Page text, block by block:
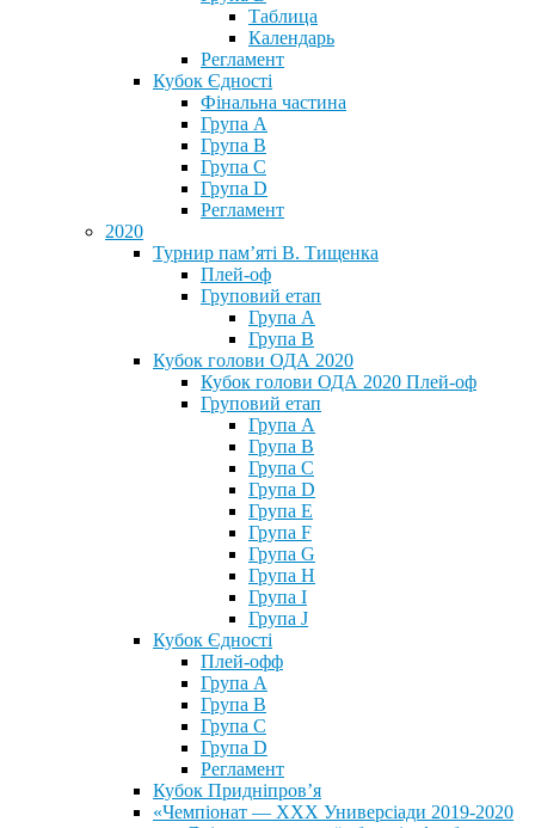
Таблица
Календарь
Регламент
Кубок Єдності
Фінальна частина
Група А
Група В
Група С
Група D
Регламент
2020
Турнир пам’яті В. Тищенка
Плей-оф
Груповий етап
Група А
Група В
Кубок голови ОДА 2020
Кубок голови ОДА 2020 Плей-оф
Груповий етап
Група A
Група B
Група C
Група D
Група E
Група F
Група G
Група H
Група I
Група J
Кубок Єдності
Плей-офф
Група А
Група В
Група С
Група D
Регламент
Кубок Придніпров’я
«Чемпіонат — ХХХ Универсіади 2019-2020